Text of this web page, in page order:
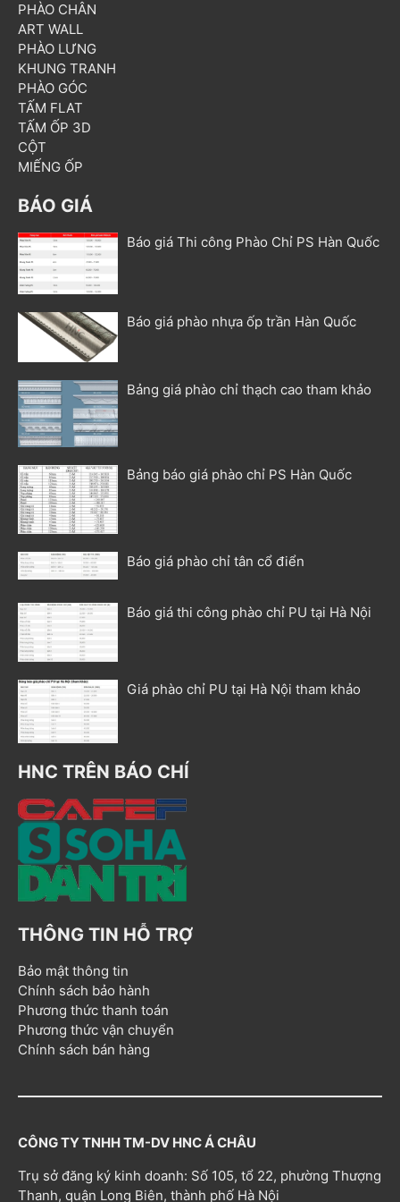
PHÀO CHÂN
ART WALL
PHÀO LƯNG
KHUNG TRANH
PHÀO GÓC
TẤM FLAT
TẤM ỐP 3D
CỘT
MIẾNG ỐP
BÁO GIÁ
Báo giá Thi công Phào Chỉ PS Hàn Quốc
Báo giá phào nhựa ốp trần Hàn Quốc
Bảng giá phào chỉ thạch cao tham khảo
Bảng báo giá phào chỉ PS Hàn Quốc
Báo giá phào chỉ tân cổ điển
Báo giá thi công phào chỉ PU tại Hà Nội
Giá phào chỉ PU tại Hà Nội tham khảo
HNC TRÊN BÁO CHÍ
THÔNG TIN HỖ TRỢ
Bảo mật thông tin
Chính sách bảo hành
Phương thức thanh toán
Phương thức vận chuyển
Chính sách bán hàng
CÔNG TY TNHH TM-DV HNC Á CHÂU
Trụ sở đăng ký kinh doanh: Số 105, tổ 22, phường Thượng
Thanh, quận Long Biên, thành phố Hà Nội